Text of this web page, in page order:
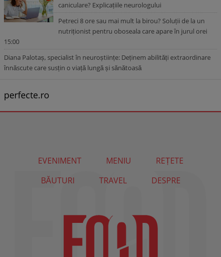
caniculare? Explicațiile neurologului
Petreci 8 ore sau mai mult la birou? Soluții de la un
nutriționist pentru oboseala care apare în jurul orei
15:00
Diana Palotaș, specialist în neuroștiințe: Deținem abilități extraordinare
înnăscute care susțin o viață lungă și sănătoasă
perfecte.ro
EVENIMENT MENIU
REȚETE
BĂUTURI
TRAVEL DESPRE